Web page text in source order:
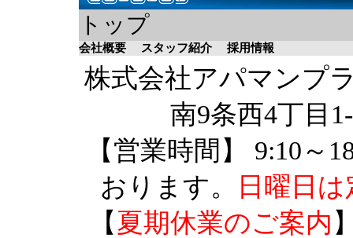
トップ
会社概要 スタッフ紹介 採用情報
株式会社アパマンプ
南9条西4丁目
【営業時間】 9:10～
おります。
日曜日
【 夏期休業のご案内